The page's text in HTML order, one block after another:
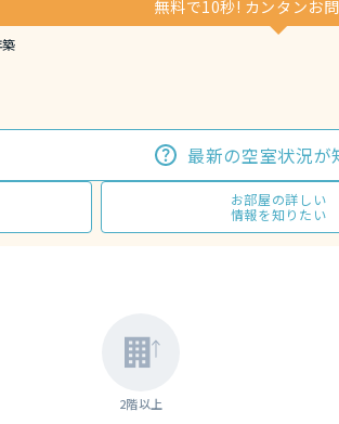
無料で10秒! カンタンお
最新の空室状況が
お部屋の詳しい
情報を知りたい
2階以上